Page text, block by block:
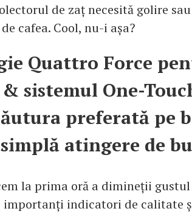
de zaț necesită golire
cafea. Cool, nu-i așa?
Quattro Force
sistemul One-
preferată pe
atingere de
la prima oră a dimineții
indicatori de calitate